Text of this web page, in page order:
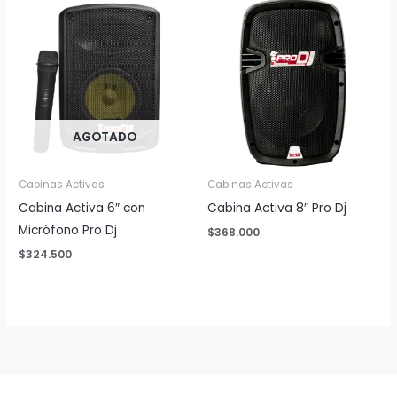
AGOTADO
Cabinas Activas
Cabina Activa 6″ con
Micrófono Pro Dj
$324.500
Cabinas Activas
Cabina Activa 8″ Pro Dj
$368.000